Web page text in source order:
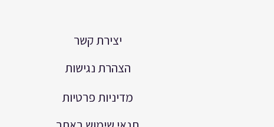
יצירת קשר
הצהרת נגישות
מדיניות פרטיות